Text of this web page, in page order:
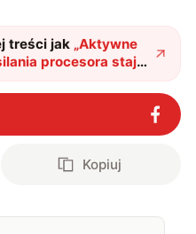
treści jak „Aktywne
procesora staje
jedną z
Kopiuj